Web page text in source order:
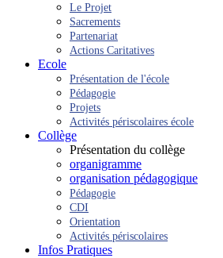
Le Projet
Sacrements
Partenariat
Actions Caritatives
Ecole
Présentation de l'école
Pédagogie
Projets
Activités périscolaires école
Collège
Présentation du collège
organigramme
organisation pédagogique
Pédagogie
CDI
Orientation
Activités périscolaires
Infos Pratiques